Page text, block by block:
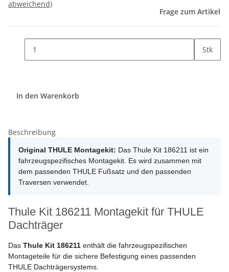
abweichend)
Frage zum Artikel
Stk
In den Warenkorb
Beschreibung
Original THULE Montagekit: Das Thule Kit 186211 ist ein
fahrzeugspezifisches Montagekit. Es wird zusammen mit
dem passenden THULE Fußsatz und den passenden
Traversen verwendet.
Thule Kit 186211 Montagekit für THULE
Dachträger
Das Thule Kit 186211 enthält die fahrzeugspezifischen
Montageteile für die sichere Befestigung eines passenden
THULE Dachträgersystems.